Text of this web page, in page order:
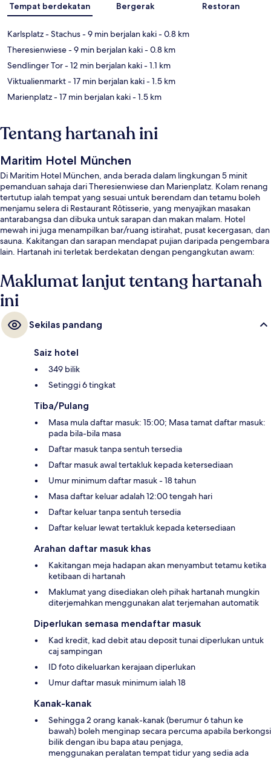
Tempat berdekatan Bergerak Restoran
Karlsplatz - Stachus- 9 min berjalan kaki- 0.8 km
Theresienwiese- 9 min berjalan kaki- 0.8 km
Sendlinger Tor- 12 min berjalan kaki- 1.1 km
Viktualienmarkt- 17 min berjalan kaki- 1.5 km
Marienplatz- 17 min berjalan kaki- 1.5 km
Tentang hartanah ini
Maritim Hotel München
Di Maritim Hotel München, anda berada dalam lingkungan 5 minit
pemanduan sahaja dari Theresienwiese dan Marienplatz. Kolam renang
tertutup ialah tempat yang sesuai untuk berendam dan tetamu boleh
menjamu selera di Restaurant Rôtisserie, yang menyajikan masakan
antarabangsa dan dibuka untuk sarapan dan makan malam. Hotel
mewah ini juga menampilkan bar/ruang istirahat, pusat kecergasan, dan
sauna. Kakitangan dan sarapan mendapat pujian daripada pengembara
lain. Hartanah ini terletak berdekatan dengan pengangkutan awam:
Bahn ialah 4 minit.
Maklumat lanjut tentang hartanah
ini
Sekilas pandang
Saiz hotel
349 bilik
Setinggi 6 tingkat
Tiba/Pulang
Masa mula daftar masuk: 15:00; Masa tamat daftar masuk:
pada bila-bila masa
Daftar masuk tanpa sentuh tersedia
Daftar masuk awal tertakluk kepada ketersediaan
Umur minimum daftar masuk - 18 tahun
Masa daftar keluar adalah 12:00 tengah hari
Daftar keluar tanpa sentuh tersedia
Daftar keluar lewat tertakluk kepada ketersediaan
Arahan daftar masuk khas
Kakitangan meja hadapan akan menyambut tetamu ketika
ketibaan di hartanah
Maklumat yang disediakan oleh pihak hartanah mungkin
diterjemahkan menggunakan alat terjemahan automatik
Diperlukan semasa mendaftar masuk
Kad kredit, kad debit atau deposit tunai diperlukan untuk
caj sampingan
ID foto dikeluarkan kerajaan diperlukan
Umur daftar masuk minimum ialah 18
Kanak-kanak
Sehingga 2 orang kanak-kanak (berumur 6 tahun ke
bawah) boleh menginap secara percuma apabila berkongsi
bilik dengan ibu bapa atau penjaga,
menggunakan peralatan tempat tidur yang sedia ada